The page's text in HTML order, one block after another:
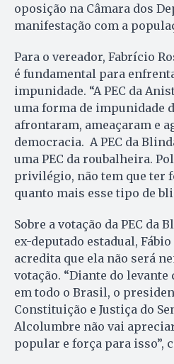
oposição na Câmara dos
manifestação com a
Para o vereador, Fabrício
é fundamental para
impunidade. “A PEC da
uma forma de impunidade
afrontaram, ameaçaram e
democracia. A PEC da
uma PEC da roubalheira.
privilégio, não tem que ter
quanto mais esse tipo de
Sobre a votação da PEC da
ex-deputado estadual,
acredita que ela não será
votação. “Diante do levante
em todo o Brasil, o
Constituição e Justiça do
Alcolumbre não vai
popular e força para isso”,